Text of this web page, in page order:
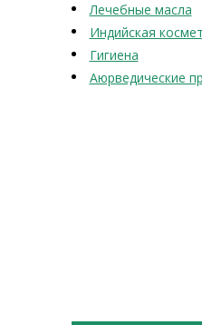
Лечебные масла
Индийская
Гигиена
Аюрведические